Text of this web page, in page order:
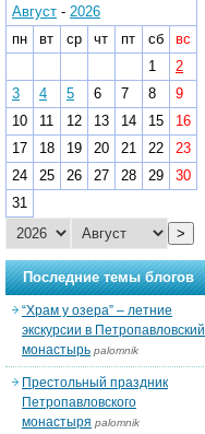
Август - 2026
пн
вт ср чт пт сб
вс
1
2
3
4 5 6 7 8
9
10
11 12 13 14 15
16
17
18 19 20 21 22
23
24
25 26 27 28 29
30
31
>
Последние темы блогов
“Храм у озера” – летние
экскурсии в Петропавловский
монастырь palomnik
Престольный праздник
Петропавловского
монастыря palomnik